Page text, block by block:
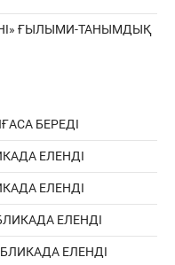
ҒЫЛЫМИ-ТАНЫМДЫҚ
БЕРЕДІ
ЕЛЕНДІ
ЕЛЕНДІ
ЕЛЕНДІ
ЕЛЕНДІ